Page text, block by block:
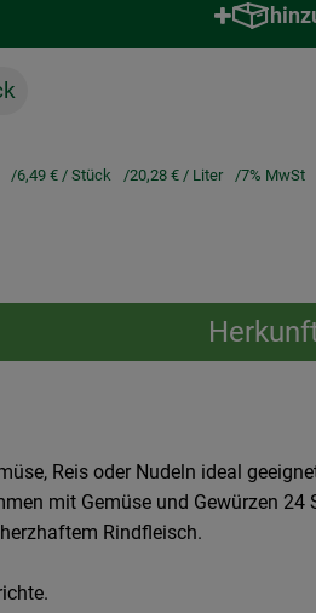
6,49 € / Stück 20,28 € / Liter 7% MwSt
Reis oder Nudeln ideal
mit Gemüse und Gewürzen 24
Rindfleisch.